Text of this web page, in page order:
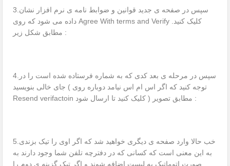
3.سپس در صفحه ی جدید قوانین و ضوابط نامه ی نرم افزار نشان
داده می شود که روی Agree With terms and Verify کلیک کنید.
مطابق شکل زیر :
4.سپس در مرحله ی بعد کدی که به شماره فرستاده شده است را در
جای خالی بنویسید ( توجه کنید که اگر اس ام اس نیامد دوباره روی
Resend verifactoin کلیک کنید تا ارسال شود ) مطابق تصویر :
5.خب حالا وارد صفحه ی دیگری خواهید شد که اگر اوی را تیک بزندی
به این معنی است که کسانی که در دفترچه تلفن شما وجود دارند به
صورت اتوماتیک به لیست اضافه شوند و اگر تیک گزینه ی دوم را